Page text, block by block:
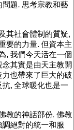
題. 思考宗教和藝
其社會體制的質疑,
要的力量. 但資本主
, 我們今天活在一個
其實是由天主教開
也帶來了巨大的破
, 全球暖化也是一
教的神話部份, 佛教
絕對的統一和服